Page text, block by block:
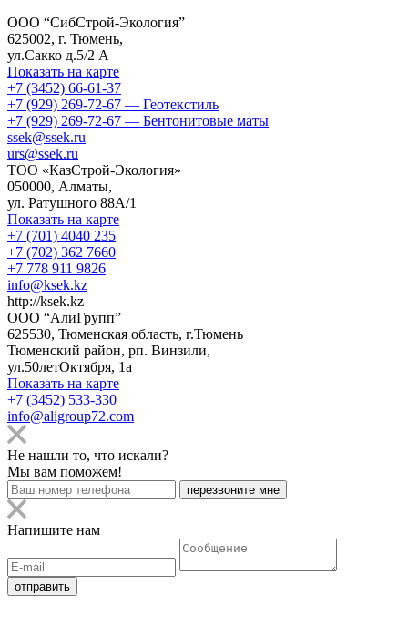
ООО “СибСтрой-Экология”
625002, г. Тюмень,
ул.Сакко д.5/2 А
Показать на карте
+7 (3452) 66-61-37
+7 (929) 269-72-67 — Геотекстиль
+7 (929) 269-72-67 — Бентонитовые маты
ssek@ssek.ru
urs@ssek.ru
ТОО «КазСтрой-Экология»
050000, Алматы,
ул. Ратушного 88А/1
Показать на карте
+7 (701) 4040 235
+7 (702) 362 7660
+7 778 911 9826
info@ksek.kz
http://ksek.kz
ООО “АлиГрупп”
625530, Тюменская область, г.Тюмень
Тюменский район, рп. Винзили,
ул.50летОктября, 1а
Показать на карте
+7 (3452) 533-330
info@aligroup72.com
Не нашли то, что искали?
Мы вам поможем!
Напишите нам